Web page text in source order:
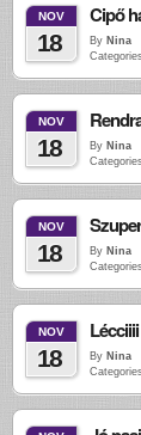
NOV
18
Cipő
By Nina
NOV
18 By Nina
NOV
18 By Nina
NOV
18
Lécciiii
By Nina